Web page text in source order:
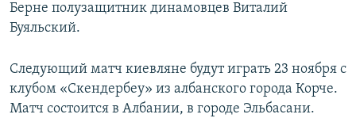
Берне полузащитник динамовцев Виталий
Буяльский.
Следующий матч киевляне будут играть 23 ноября с
клубом «Скендербеу» из албанского города Корче.
Матч состоится в Албании, в городе Эльбасани.